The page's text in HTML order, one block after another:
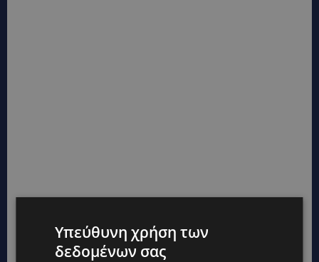
Υπεύθυνη χρήση των
δεδομένων σας